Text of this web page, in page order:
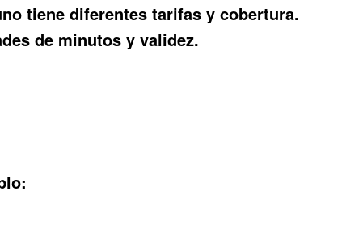
tiene diferentes tarifas y cobertura.
de minutos y validez.